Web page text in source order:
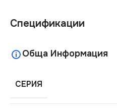
Спецификации
Обща Информация
СЕРИЯ